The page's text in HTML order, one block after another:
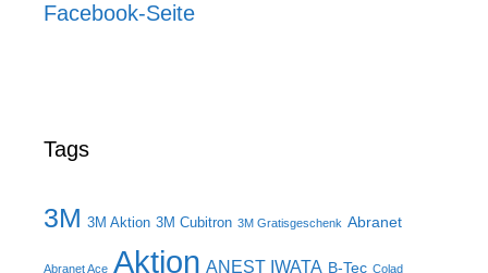
Facebook-Seite
Tags
3M 3M Aktion 3M Cubitron 3M Gratisgeschenk Abranet
Abranet Ace Aktion ANEST IWATA B-Tec Colad